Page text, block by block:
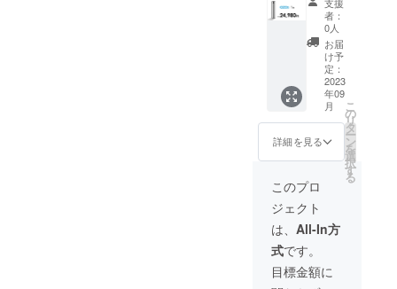
時期が
遅れる
場合が
ありま
す。
ン・仕
様は変
更にな
る可能
性もご
ざいま
す。ご
了承く
ださ
い。 ※
使用部
給状
況、製
造工程
の都合
当によ
り出荷
料込で
す。 ※
皆様の
ご購入
により
量産効
率が向
上した
場合、
正規販
予定価
格より
下がる
可能性
もござ
いま
す。 ※
デザイ
）×1点
・一般
販売予
定価
格：
24980
円（税
込） ・
割引率
は税込
予定販
売価格
（2498
0円）に
対する
もので
す。 ・
価格は
消費税
込・送
者：
0人
お届
け予
定：
2023
年09
月
詳細を見る
こ
の
リ
タ
ー
ン
を
選
択
す
る
このプロ
ジェクト
は、 All-In方
式です。
目標金額に